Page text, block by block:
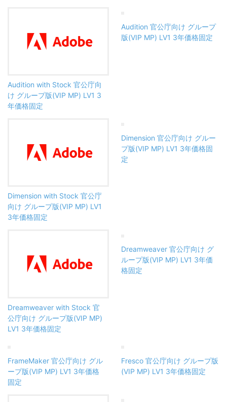
Audition with Stock 官公庁向
け グループ版(VIP MP) LV1 3
年価格固定
Audition 官公庁向け グループ
版(VIP MP) LV1 3年価格固定
Dimension with Stock 官公庁
向け グループ版(VIP MP) LV1
3年価格固定
Dimension 官公庁向け グルー
プ版(VIP MP) LV1 3年価格固
定
Dreamweaver with Stock 官
公庁向け グループ版(VIP MP)
LV1 3年価格固定
Dreamweaver 官公庁向け グ
ループ版(VIP MP) LV1 3年価
格固定
FrameMaker 官公庁向け グル
ープ版(VIP MP) LV1 3年価格
固定
Fresco 官公庁向け グループ版
(VIP MP) LV1 3年価格固定